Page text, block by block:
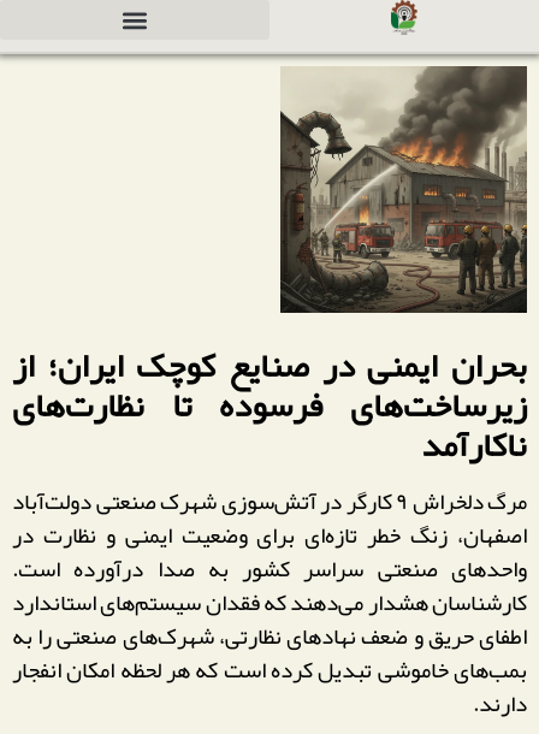
بحران ایمنی در صنایع کوچک ایران؛ از
زیرساخت‌های فرسوده تا نظارت‌های
ناکارآمد
مرگ دلخراش ۹ کارگر در آتش‌سوزی شهرک صنعتی دولت‌آباد
اصفهان، زنگ خطر تازه‌ای برای وضعیت ایمنی و نظارت در
واحدهای صنعتی سراسر کشور به صدا درآورده است.
کارشناسان هشدار می‌دهند که فقدان سیستم‌های استاندارد
اطفای حریق و ضعف نهادهای نظارتی، شهرک‌های صنعتی را به
بمب‌های خاموشی تبدیل کرده است که هر لحظه امکان انفجار
دارند.